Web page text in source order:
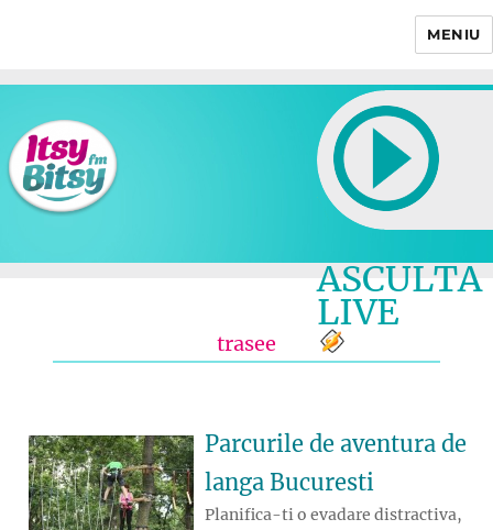
MENIU
ASCULTA
LIVE
trasee
Parcurile de aventura de
langa Bucuresti
Planifica-ti o evadare distractiva,